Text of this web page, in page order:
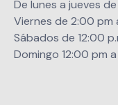
De lunes a jueves
Viernes de 2:00 pm
Sábados de 12:00
Domingo 12:00 pm